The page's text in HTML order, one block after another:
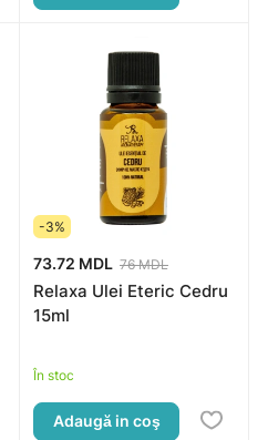
-3%
73.72 MDL 76 MDL
Relaxa Ulei Eteric Cedru
15ml
În stoc
Adaugă in coş